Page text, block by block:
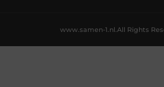
All Rights
www.samen-1.nl.